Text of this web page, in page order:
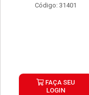
Código: 31401
FAÇA SEU
LOGIN